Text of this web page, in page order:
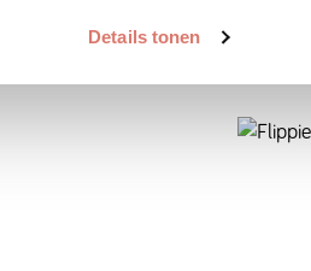
Details tonen